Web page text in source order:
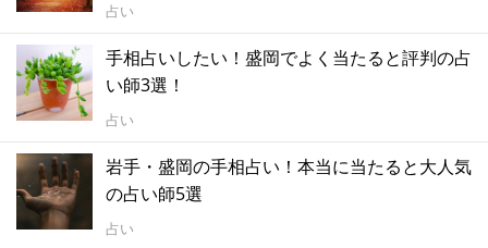
占い
手相占いしたい！盛岡でよく当たると評判の占
い師3選！
占い
岩手・盛岡の手相占い！本当に当たると大人気
の占い師5選
占い